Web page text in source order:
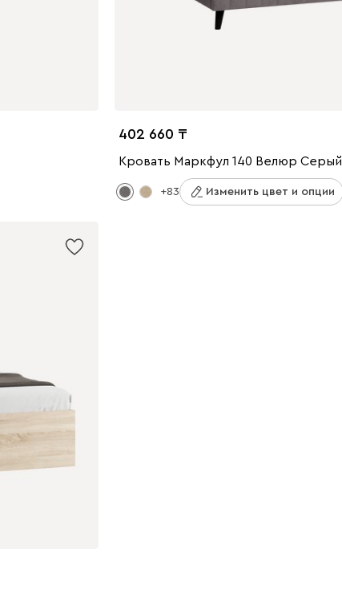
402 660
Кровать Маркфул 140 Велюр Серый
+83 Изменить цвет и опции